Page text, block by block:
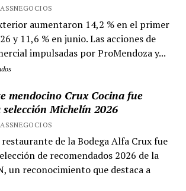
aumentaron 14,2 % en el primer
y 11,6 % en junio. Las acciones de
impulsadas por ProMendoza y...
mendocino Crux Cocina fue
Michelín 2026
de la Bodega Alfa Crux fue
de recomendados 2026 de la
un reconocimiento que destaca a